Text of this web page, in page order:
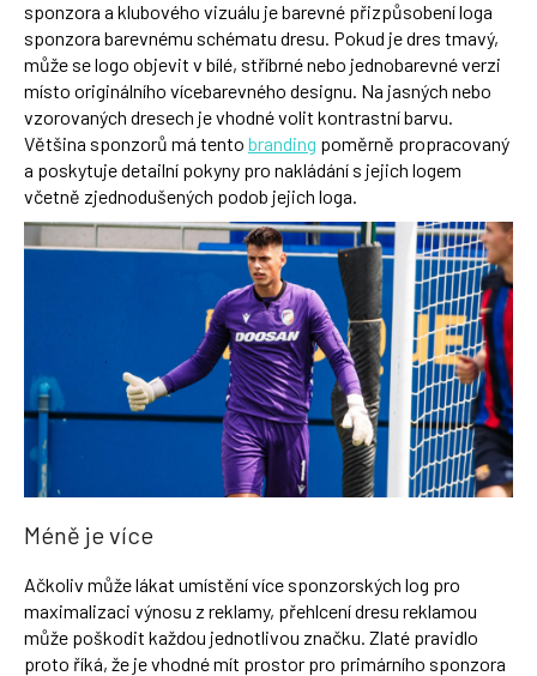
sponzora a klubového vizuálu je barevné přizpůsobení loga
sponzora barevnému schématu dresu. Pokud je dres tmavý,
může se logo objevit v bílé, stříbrné nebo jednobarevné verzi
místo originálního vícebarevného designu. Na jasných nebo
vzorovaných dresech je vhodné volit kontrastní barvu.
Většina sponzorů má tento branding poměrně propracovaný
a poskytuje detailní pokyny pro nakládání s jejich logem
včetně zjednodušených podob jejich loga.
Méně je více
Ačkoliv může lákat umístění více sponzorských log pro
maximalizaci výnosu z reklamy, přehlcení dresu reklamou
může poškodit každou jednotlivou značku. Zlaté pravidlo
proto říká, že je vhodné mít prostor pro primárního sponzora